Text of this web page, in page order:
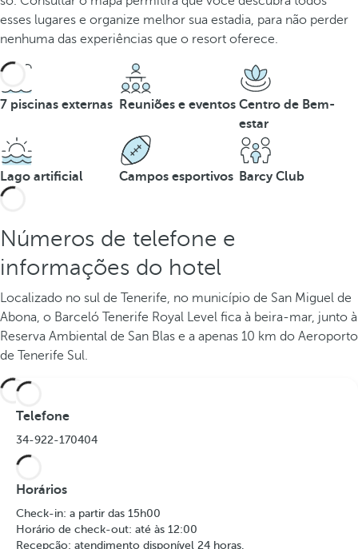
esses lugares e organize melhor sua estadia, para não perder
nenhuma das experiências que o resort oferece.
7 piscinas externas Reuniões e eventos Centro de Bem-
estar
Lago artificial Campos esportivos Barcy Club
Números de telefone e
informações do hotel
Localizado no sul de Tenerife, no município de San Miguel de
Abona, o Barceló Tenerife Royal Level fica à beira-mar, junto à
Reserva Ambiental de San Blas e a apenas 10 km do Aeroporto
de Tenerife Sul.
Telefone
34-922-170404
Horários
Check-in: a partir das 15h00
Horário de check-out: até às 12:00
Recepção: atendimento disponível 24 horas.